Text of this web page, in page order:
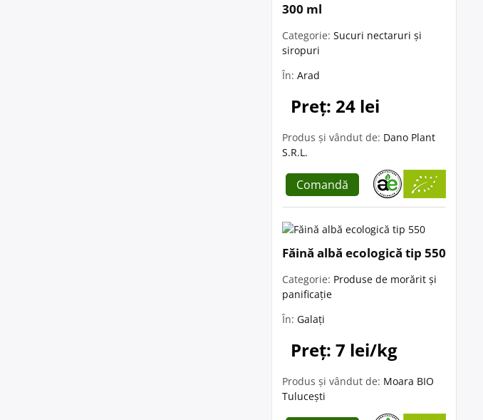
300 ml
Categorie: Sucuri nectaruri și
siropuri
În: Arad
Preț: 24 lei
Produs și vândut de: Dano Plant
S.R.L.
Comandă
Făină albă ecologică tip 550
Categorie: Produse de morărit și
panificație
În: Galați
Preț: 7 lei/kg
Produs și vândut de: Moara BIO
Tulucești